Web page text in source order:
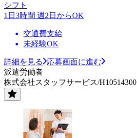
シフト
1日3時間 週2日からOK
交通費支給
未経験OK
詳細を見る
応募画面に進む
派遣労働者
株式会社スタッフサービス/H10514300